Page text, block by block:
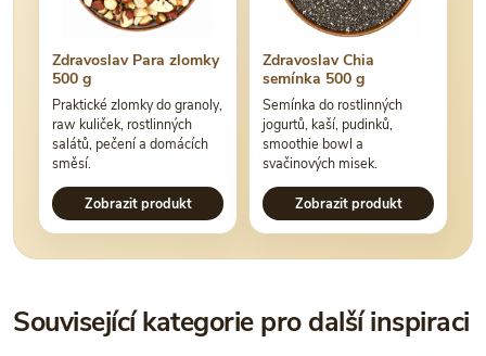
Zdravoslav Para zlomky
500 g
Praktické zlomky do granoly,
raw kuliček, rostlinných
salátů, pečení a domácích
směsí.
Zobrazit produkt
Zdravoslav Chia
semínka 500 g
Semínka do rostlinných
jogurtů, kaší, pudinků,
smoothie bowl a
svačinových misek.
Zobrazit produkt
Související kategorie pro další inspiraci